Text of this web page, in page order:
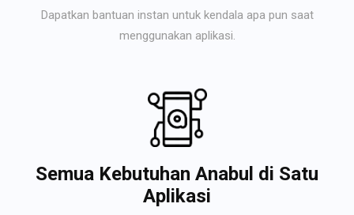
Dapatkan bantuan instan untuk kendala apa pun saat
menggunakan aplikasi.
Semua Kebutuhan Anabul di Satu
Aplikasi